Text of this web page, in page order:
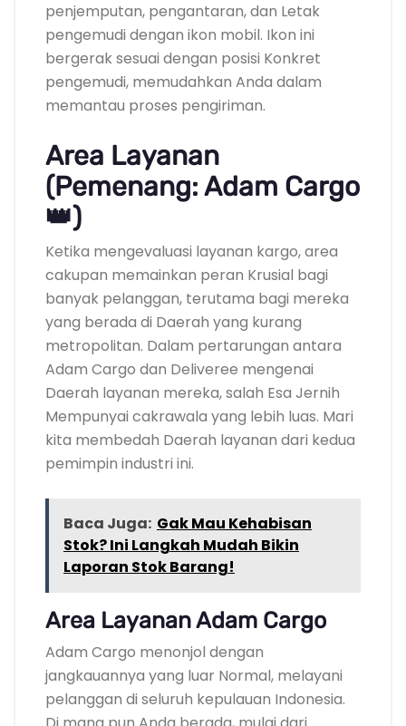
penjemputan, pengantaran, dan Letak
pengemudi dengan ikon mobil. Ikon ini
bergerak sesuai dengan posisi Konkret
pengemudi, memudahkan Anda dalam
memantau proses pengiriman.
Area Layanan
(Pemenang: Adam Cargo
👑)
Ketika mengevaluasi layanan kargo, area
cakupan memainkan peran Krusial bagi
banyak pelanggan, terutama bagi mereka
yang berada di Daerah yang kurang
metropolitan. Dalam pertarungan antara
Adam Cargo dan Deliveree mengenai
Daerah layanan mereka, salah Esa Jernih
Mempunyai cakrawala yang lebih luas. Mari
kita membedah Daerah layanan dari kedua
pemimpin industri ini.
Baca Juga: Gak Mau Kehabisan
Stok? Ini Langkah Mudah Bikin
Laporan Stok Barang!
Area Layanan Adam Cargo
Adam Cargo menonjol dengan
jangkauannya yang luar Normal, melayani
pelanggan di seluruh kepulauan Indonesia.